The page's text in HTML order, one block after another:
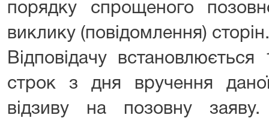
порядку спрощеного
виклику (повідомлення) сторін.
Відповідачу встановлюється
строк з дня вручення
відзиву на позовну